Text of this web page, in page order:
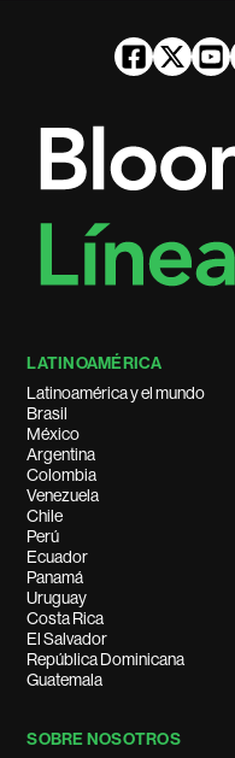
LATINOAMÉRICA
Latinoamérica y el mundo
Brasil
México
Argentina
Colombia
Venezuela
Chile
Perú
Ecuador
Panamá
Uruguay
Costa Rica
El Salvador
República Dominicana
Guatemala
SOBRE NOSOTROS